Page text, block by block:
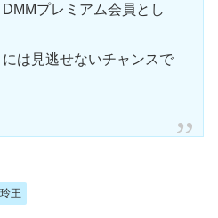
プレミアム会員とし
は見逃せないチャンスで
王